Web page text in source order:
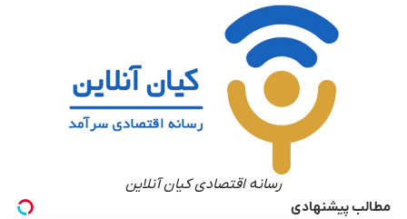
رسانه اقتصادی کیان آنلاین
مطالب پیشنهادی